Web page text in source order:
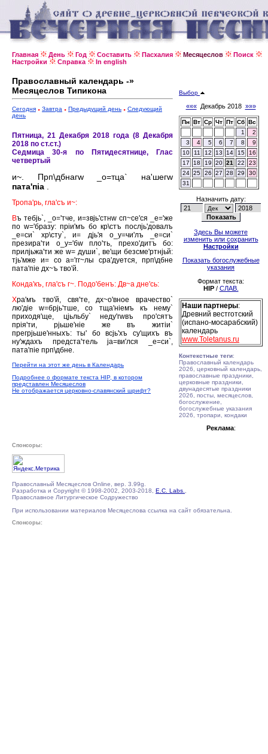
Главная День Год Составить Пасхалия Месяцеслов
Поиск
Настройки
Справка In english
Православный календарь -»
Месяцеслов Типикона
Сегодня Завтра Предыдущий день
Следующий
день
Пятница, 21 Декабря 2018 года (8 Декабря
2018 по ст.ст.)
Седмица 30-я по Пятидесятнице, Глас
четвертый
и~. Прп\дбнагw _о=тца` на'шегw
пата'пiа
Тропа'рь, гла'съ и~:
Въ тебjь`, _о='тче, и=звjь'стнw сп~се'ся _е='же
по w='бразу: прiи'мъ бо кр\стъ послjь'довалъ
_е=си` хр\сту`, и= дjь'я о_у=чи'лъ _е=си`
презира'ти о_у='бw пло'ть, прехо'дитъ бо:
прилjьжа'ти же w= души`, ве'щи безсме'ртнjьй:
тjь'мже и= со а='гг~лы сра'дуется, прп\дбне
пата'пiе дх~ъ тво'й.
Конда'къ, гла'съ г~. Подо'бенъ: Дв~а дне'сь:
Хра'мъ тво'й, свя'те, дх~о'вное врачество`
лю'дiе w=брjь'тше, со тща'нiемъ къ нему`
приходя'ще, цjьльбу` неду'гwвъ про'сятъ
прiя'ти, рjьше'нiе же въ житiи`
прегрjьше'нныхъ: ты' бо всjь'хъ су'щихъ въ
ну'ждахъ предста'тель jа=ви'лся _е=си`,
пата'пiе прп\дбне.
Перейти на этот же день в Календарь
Подробнее о формате текста HIP, в котором
представлен Месяцеслов
Не отображается церковно-славянский шрифт?
Выбор
«««Декабрь 2018 »»»
Пн Вт Ср Чт Пт Сб Вс
1
2
3
4 5 6 7 8
9
10
11 12 13 14 15
16
17
18 19 20 21 22
23
24 25 26 27 28 29
30
31
Назначить дату:
Здесь Вы можете
изменить или сохранить
Настройки
Показать богослужебные
указания
Формат текста:
HIP/ СЛАВ.
Наши партнеры:
Древний вестготский
(испано-мосарабский)
календарь
www.Toletanus.ru
Контекстные теги:
Православный календарь
2026, церковный календарь,
православные праздники,
церковные праздники,
двунадесятые праздники
2026, посты, месяцеслов,
богослужение,
богослужебные указания
2026, тропари, кондаки
Реклама:
Спонсоры:
Православный Месяцеслов Online, вер. 3.99g.
Разработка и Copyright © 1998-2002, 2003-2018, E.C. Labs.
Православное Литургическое Содружество
При использовании материалов Месяцеслова ссылка на сайт обязательна.
Спонсоры: